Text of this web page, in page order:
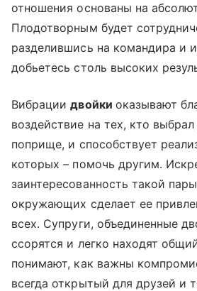
отношения основаны на
Плодотворным будет
разделившись на командира и
добьетесь столь высоких
Вибрациидвойки оказывают
воздействие на тех, кто
поприще, и способствует
которых – помочь другим.
заинтересованность такой
окружающих сделает ее
всех. Супруги, объединенные
ссорятся и легко находят
понимают, как важны
всегда открытый для друзей и